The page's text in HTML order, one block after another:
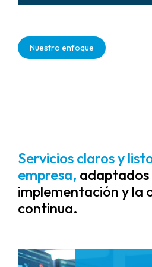
monitoreo escalables
nube que protegen
Nuestro enfoque
Servicios claros y
empresa, adaptados
implementación y la
continua.